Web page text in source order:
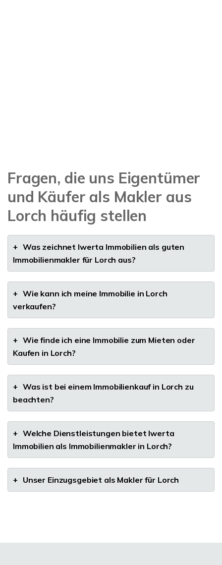
Fragen, die uns Eigentümer
und Käufer als Makler aus
Lorch häufig stellen
+ Was zeichnet Iwerta Immobilien als guten
Immobilienmakler für Lorch aus?
+ Wie kann ich meine Immobilie in Lorch
verkaufen?
+ Wie finde ich eine Immobilie zum Mieten oder
Kaufen in Lorch?
+ Was ist bei einem Immobilienkauf in Lorch zu
beachten?
+ Welche Dienstleistungen bietet Iwerta
Immobilien als Immobilienmakler in Lorch?
+ Unser Einzugsgebiet als Makler für Lorch